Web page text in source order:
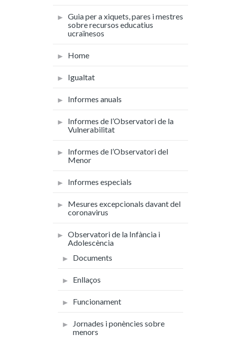
Guia per a xiquets, pares i mestres
sobre recursos educatius
ucraïnesos
Home
Igualtat
Informes anuals
Informes de l’Observatori de la
Vulnerabilitat
Informes de l’Observatori del
Menor
Informes especials
Mesures excepcionals davant del
coronavirus
Observatori de la Infància i
Adolescència
Documents
Enllaços
Funcionament
Jornades i ponències sobre
menors